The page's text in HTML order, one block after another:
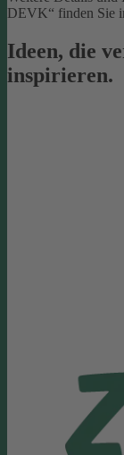
DEVK“ finden Sie
Ideen, die
inspirieren.